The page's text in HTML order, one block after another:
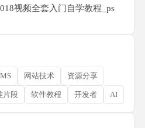
视频全套入门自学教程_ps
网站技术 资源分享
片段 软件教程 开发者 AI